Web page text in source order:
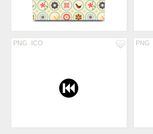
PNG ICO PNG